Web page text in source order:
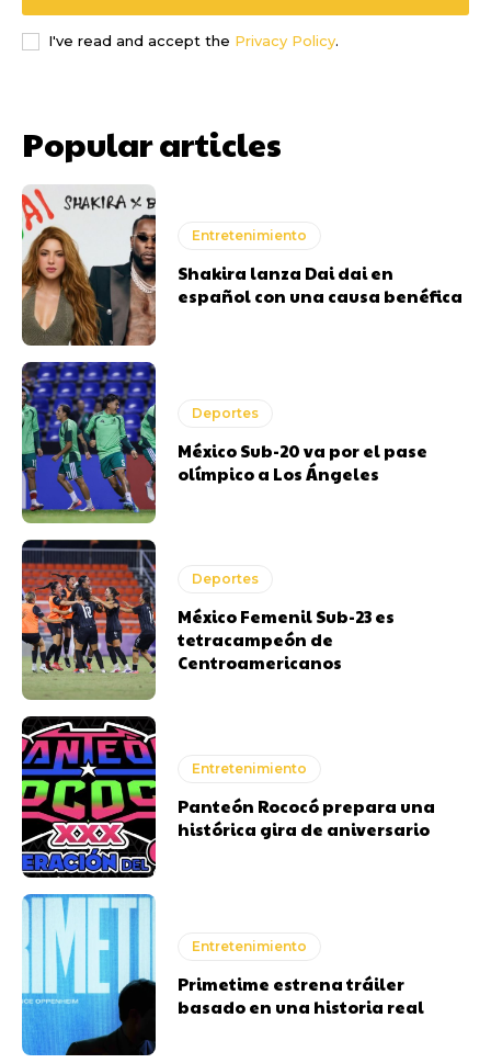
I've read and accept the Privacy Policy.
Popular articles
Entretenimiento
Shakira lanza Dai dai en
español con una causa benéfica
Deportes
México Sub-20 va por el pase
olímpico a Los Ángeles
Deportes
México Femenil Sub-23 es
tetracampeón de
Centroamericanos
Entretenimiento
Panteón Rococó prepara una
histórica gira de aniversario
Entretenimiento
Primetime estrena tráiler
basado en una historia real